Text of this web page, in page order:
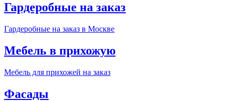
Гардеробные на заказ
Гардеробные на заказ в Москве
Мебель в прихожую
Мебель для прихожей на заказ
Фасады